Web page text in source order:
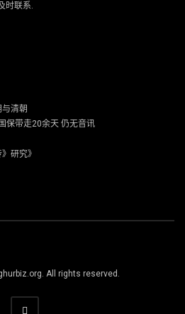
时联系.
清朝
保带走20余天 仍无音讯
研究》
All rights reserved.